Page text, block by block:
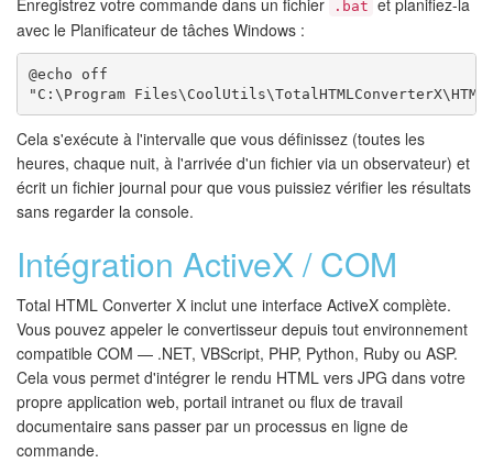
Enregistrez votre commande dans un fichier .bat et planifiez-la
avec le Planificateur de tâches Windows :
@echo off
Cela s'exécute à l'intervalle que vous définissez (toutes les
heures, chaque nuit, à l'arrivée d'un fichier via un observateur) et
écrit un fichier journal pour que vous puissiez vérifier les résultats
sans regarder la console.
Intégration ActiveX / COM
Total HTML Converter X inclut une interface ActiveX complète.
Vous pouvez appeler le convertisseur depuis tout environnement
compatible COM — .NET, VBScript, PHP, Python, Ruby ou ASP.
Cela vous permet d'intégrer le rendu HTML vers JPG dans votre
propre application web, portail intranet ou flux de travail
documentaire sans passer par un processus en ligne de
commande.